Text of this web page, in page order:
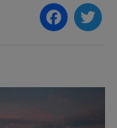
F
e